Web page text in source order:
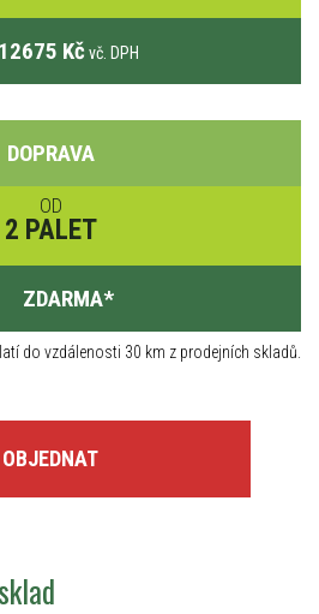
12675 Kč vč. DPH
DOPRAVA
OD
2 PALET
ZDARMA*
do vzdálenosti 30 km z prodejních skladů.
OBJEDNAT